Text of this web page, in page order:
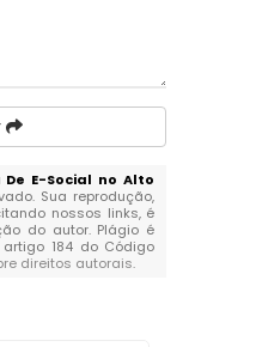
De E-Social no Alto
Sua reprodução,
nossos links, é
do autor. Plágio é
184 do Código
direitos autorais.